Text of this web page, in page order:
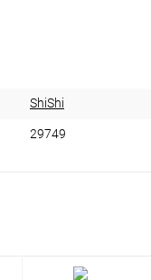
ShiShi
29749